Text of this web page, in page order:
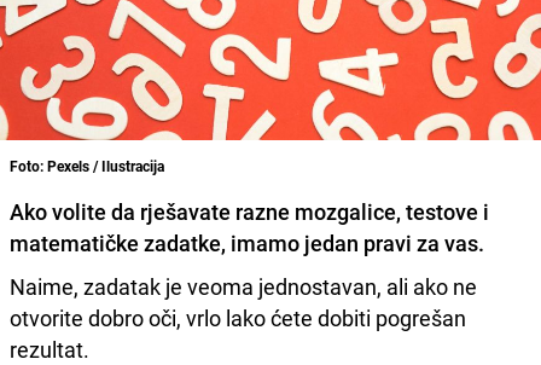
Foto: Pexels / Ilustracija
Ako volite da rješavate razne mozgalice, testove i
matematičke zadatke, imamo jedan pravi za vas.
Naime, zadatak je veoma jednostavan, ali ako ne
otvorite dobro oči, vrlo lako ćete dobiti pogrešan
rezultat.